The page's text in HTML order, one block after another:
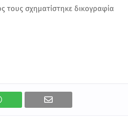
τους σχηματίστηκε δικογραφία